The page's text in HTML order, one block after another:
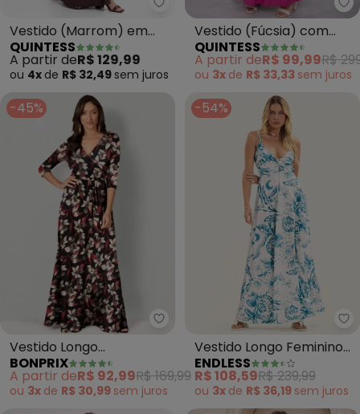
Quintess - Vestido (Marrom)
Vestido (Marrom) em
Malha de Viscose
QUINTESS
A partir deR$ 129,99
ou 4x de R$ 32,49 sem juros
Vestido (Fúcsia) com
Detalhe no Decote
Frente
QUINTESS
A partir deR$ 99,99R$
ou 3x de R$ 33,33 sem juros
-45%
bonprix - Vestido Longo
Vestido Longo
Estampado Floral (Preto)
BONPRIX
A partir deR$ 92,99R$ 169,99
ou 3x de R$ 30,99 sem juros
-54%
Vestido Longo Feminino
em Meia Malha (Azul)
ENDLESS
R$ 108,59R$ 239,99
ou 3x de R$ 36,19 sem juros